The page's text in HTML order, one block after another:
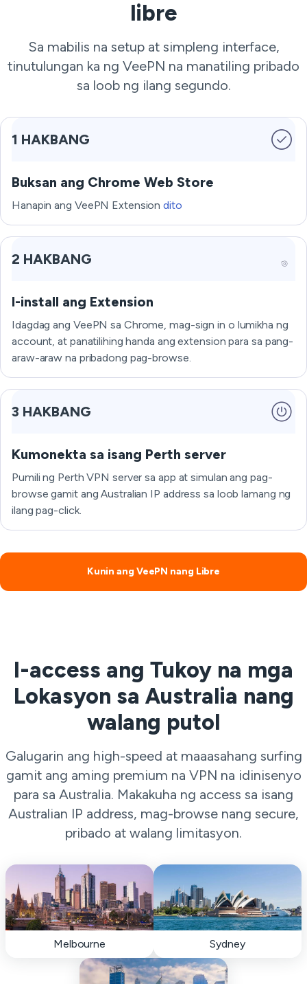
libre
Sa mabilis na setup at simpleng interface,
tinutulungan ka ng VeePN na manatiling pribado
sa loob ng ilang segundo.
1 HAKBANG
Buksan ang Chrome Web Store
Hanapin ang VeePN Extensiondito
2 HAKBANG
I-install ang Extension
Idagdag ang VeePN sa Chrome, mag-sign in o lumikha ng
account, at panatilihing handa ang extension para sa pang-
araw-araw na pribadong pag-browse.
3 HAKBANG
Kumonekta sa isang Perth server
Pumili ng Perth VPN server sa app at simulan ang pag-
browse gamit ang Australian IP address sa loob lamang ng
ilang pag-click.
Kunin ang VeePN nang Libre
I-access ang Tukoy na mga
Lokasyon sa Australia nang
walang putol
Galugarin ang high-speed at maaasahang surfing
gamit ang aming premium na VPN na idinisenyo
para sa Australia. Makakuha ng access sa isang
Australian IP address, mag-browse nang secure,
pribado at walang limitasyon.
Melbourne Sydney